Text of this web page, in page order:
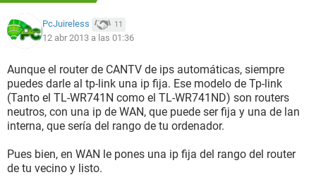
PcJuireless 11
12 abr 2013 a las 01:36
Aunque el router de CANTV de ips automáticas, siempre
puedes darle al tp-link una ip fija. Ese modelo de Tp-link
(Tanto el TL-WR741N como el TL-WR741ND) son routers
neutros, con una ip de WAN, que puede ser fija y una de lan
interna, que sería del rango de tu ordenador.
Pues bien, en WAN le pones una ip fija del rango del router
de tu vecino y listo.